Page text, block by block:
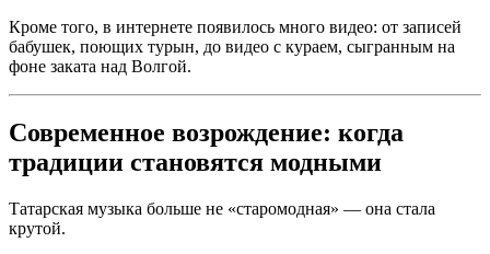
Кроме того, в интернете появилось много видео: от записей
бабушек, поющих турын, до видео с кураем, сыгранным на
фоне заката над Волгой.
Современное возрождение: когда
традиции становятся модными
Татарская музыка больше не «старомодная» — она стала
крутой.